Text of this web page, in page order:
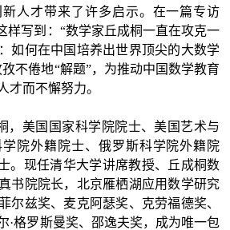
人才带来了许多启示。在一篇专访
样写到：“数学家丘成桐一直在攻克一
如何在中国培养出世界顶尖的大数学
不倦地“解题”，为推动中国数学教育
才而不懈努力。
， 美国国家科学院院士、美国艺术与
院外籍院士、俄罗斯科学院外籍院
。现任清华大学讲席教授、丘成桐数
书院院长，北京雁栖湖应用数学研究
尔兹奖、麦克阿瑟奖、克劳福德奖、
·格罗斯曼奖、邵逸夫奖，成为唯一包